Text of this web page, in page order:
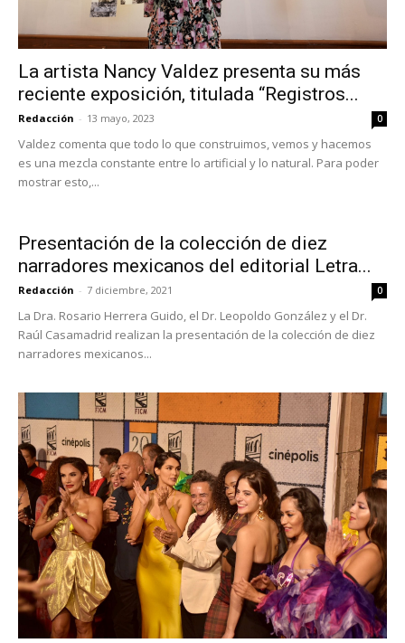
La artista Nancy Valdez presenta su más
reciente exposición, titulada “Registros...
Redacción - 13 mayo, 2023 0
Valdez comenta que todo lo que construimos, vemos y hacemos
es una mezcla constante entre lo artificial y lo natural. Para poder
mostrar esto,...
Presentación de la colección de diez
narradores mexicanos del editorial Letra...
Redacción - 7 diciembre, 2021 0
La Dra. Rosario Herrera Guido, el Dr. Leopoldo González y el Dr.
Raúl Casamadrid realizan la presentación de la colección de diez
narradores mexicanos...